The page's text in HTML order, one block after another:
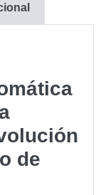
de